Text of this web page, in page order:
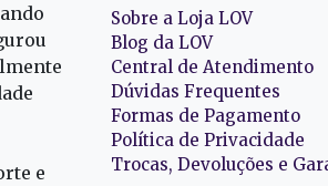
Sobre a Loja LOV
Blog da LOV
Central de Atendimento
Dúvidas Frequentes
Formas de Pagamento
Política de Privacidade
Trocas, Devoluções e
e